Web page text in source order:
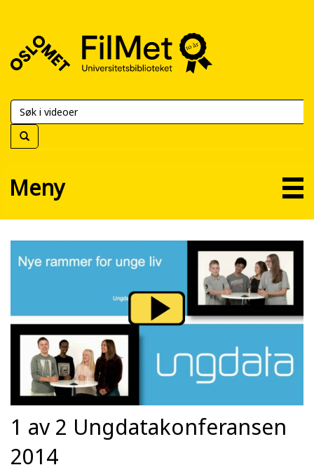
FilMet
Universitetsbiblioteket
Meny
1 av 2 Ungdatakonferansen
2014